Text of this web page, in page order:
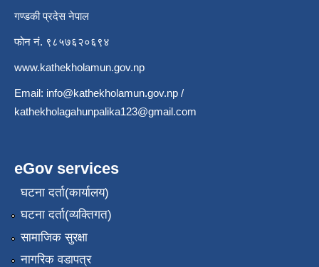
गण्डकी प्रदेस नेपाल
फोन नं. ९८५७६२०६९४
www.kathekholamun.gov.np
Email: info@kathekholamun.gov.np /
kathekholagahunpalika123@gmail.com
eGov services
घटना दर्ता(कार्यालय)
घटना दर्ता(व्यक्तिगत)
सामाजिक सुरक्षा
नागरिक वडापत्र